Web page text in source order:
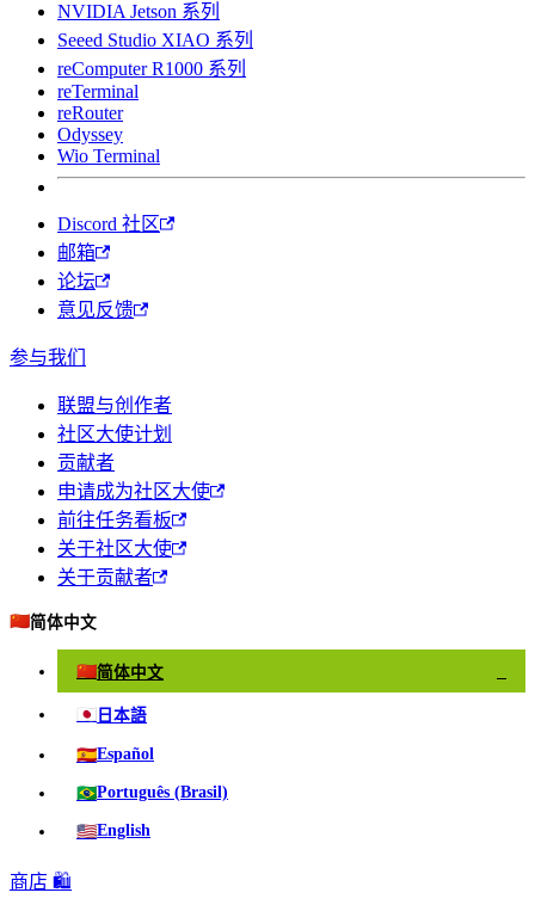
NVIDIA Jetson 系列
Seeed Studio XIAO 系列
reComputer R1000 系列
reTerminal
reRouter
Odyssey
Wio Terminal
Discord 社区
邮箱
论坛
意见反馈
参与我们
联盟与创作者
社区大使计划
贡献者
申请成为社区大使
前往任务看板
关于社区大使
关于贡献者
🇨🇳简体中文
🇨🇳简体中文
🇯🇵 日本語
🇪🇸Español
🇧🇷Português (Brasil)
🇺🇸English
商店 🛍️